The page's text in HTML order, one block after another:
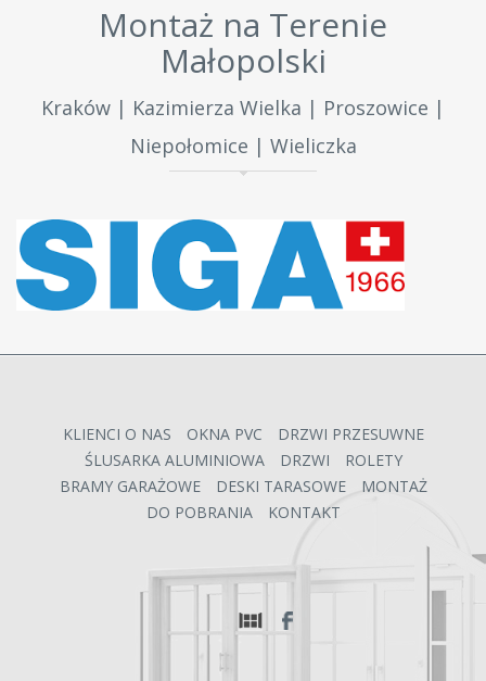
Montaż na Terenie
Małopolski
Kraków | Kazimierza Wielka | Proszowice |
Niepołomice | Wieliczka
KLIENCI O NAS OKNA PVC
DRZWI PRZESUWNE
ŚLUSARKA ALUMINIOWA
DRZWI
ROLETY
BRAMY GARAŻOWE
DESKI TARASOWE
MONTAŻ
DO POBRANIA
KONTAKT